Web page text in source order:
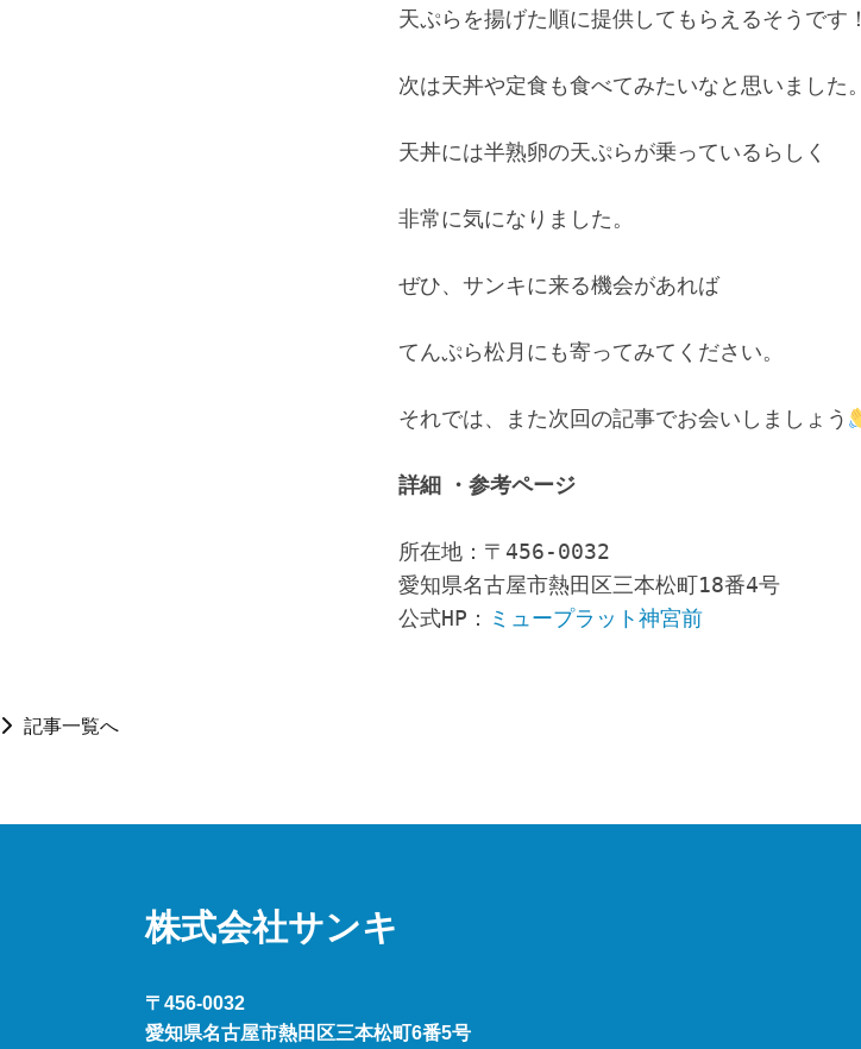
天ぷらを揚げた順に提供してもらえるそうです！
次は天丼や定食も食べてみたいなと思いました。
天丼には半熟卵の天ぷらが乗っているらしく
非常に気になりました。
ぜひ、サンキに来る機会があれば
てんぷら松月にも寄ってみてください。
それでは、また次回の記事でお会いしましょう
詳細 ・参考ページ
所在地：〒456-0032
愛知県名古屋市熱田区三本松町18番4号
公式HP： ミュープラット神宮前
記事一覧へ
株式会社サンキ
〒456-0032
愛知県名古屋市熱田区三本松町6番5号